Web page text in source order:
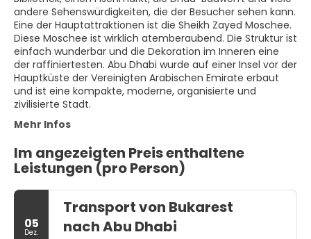
andere Sehenswürdigkeiten, die der Besucher sehen kann.
Eine der Hauptattraktionen ist die Sheikh Zayed Moschee.
Diese Moschee ist wirklich atemberaubend. Die Struktur ist
einfach wunderbar und die Dekoration im Inneren eine
der raffiniertesten. Abu Dhabi wurde auf einer Insel vor der
Hauptküste der Vereinigten Arabischen Emirate erbaut
und ist eine kompakte, moderne, organisierte und
zivilisierte Stadt.
Mehr Infos
Im angezeigten Preis enthaltene
Leistungen (pro Person)
05
Dez.
Transport von Bukarest
nach Abu Dhabi